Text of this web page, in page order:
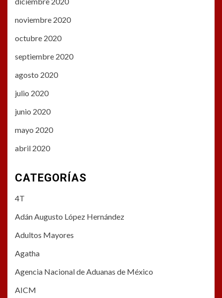
noviembre 2020
octubre 2020
septiembre 2020
agosto 2020
julio 2020
junio 2020
mayo 2020
abril 2020
CATEGORÍAS
4T
Adán Augusto López Hernández
Adultos Mayores
Agatha
Agencia Nacional de Aduanas de México
AICM